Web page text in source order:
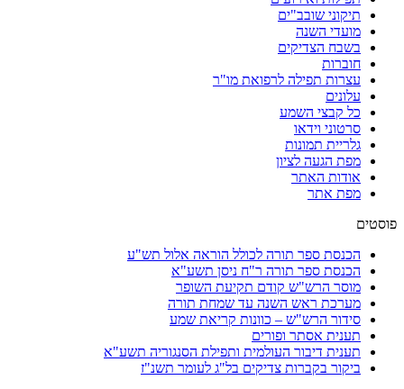
תיקוני שובב"ים
מועדי השנה
בשבח הצדיקים
חוברות
עצרות תפילה לרפואת מו"ר
עלונים
כל קבצי השמע
סרטוני וידאו
גלריית תמונות
מפת הגעה לציון
אודות האתר
מפת אתר
פוסטים
הכנסת ספר תורה לכולל הוראה אלול תש"ע
הכנסת ספר תורה ר"ח ניסן תשע"א
מוסר הרש"ש קודם תקיעת השופר
מערכת ראש השנה עד שמחת תורה
סידור הרש"ש – כוונות קריאת שמע
תענית אסתר ופורים
תענית דיבור העולמית ותפילת הסנגוריה תשע"א
ביקור בקברות צדיקים בל"ג לעומר תשנ"ז